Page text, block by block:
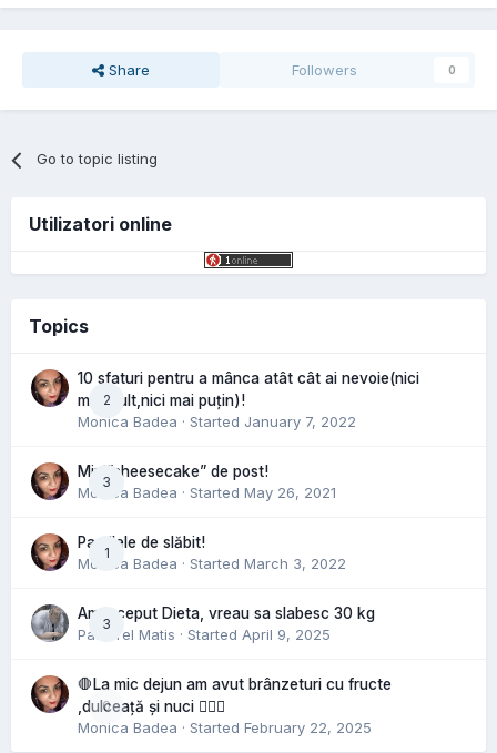
Share Followers 0
Go to topic listing
Utilizatori online
Topics
2
10 sfaturi pentru a mânca atât cât ai nevoie(nici
mai mult,nici mai puțin)!
Monica Badea · Started January 7, 2022
3
Mini”cheesecake” de post!
Monica Badea · Started May 26, 2021
1
Pastilele de slăbit!
Monica Badea · Started March 3, 2022
3
Am inceput Dieta, vreau sa slabesc 30 kg
Pastorel Matis · Started April 9, 2025
0
🛑La mic dejun am avut brânzeturi cu fructe
,dulceață și nuci 🤷🏻‍♀️
Monica Badea · Started February 22, 2025